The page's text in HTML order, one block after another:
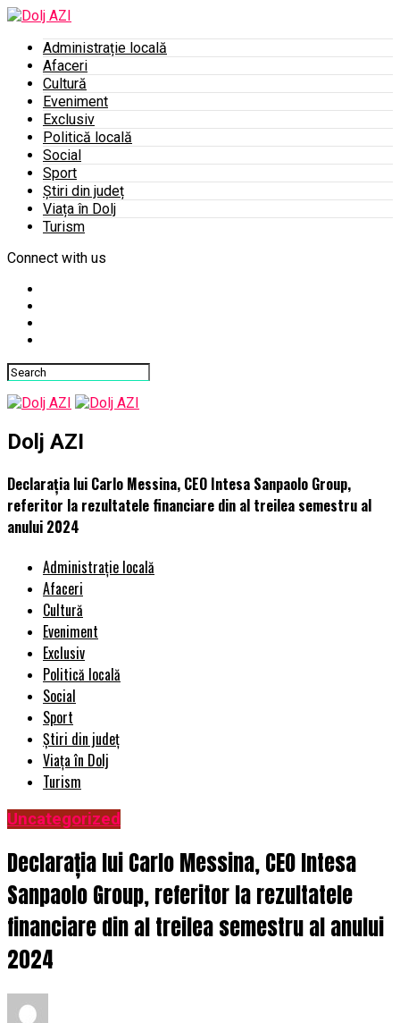
Administrație locală
Afaceri
Cultură
Eveniment
Exclusiv
Politică locală
Social
Sport
Știri din județ
Viața în Dolj
Turism
Connect with us
Dolj AZI
Declarația lui Carlo Messina, CEO Intesa Sanpaolo Group,
referitor la rezultatele financiare din al treilea semestru al
anului 2024
Administrație locală
Afaceri
Cultură
Eveniment
Exclusiv
Politică locală
Social
Sport
Știri din județ
Viața în Dolj
Turism
Uncategorized
Declarația lui Carlo Messina, CEO Intesa
Sanpaolo Group, referitor la rezultatele
financiare din al treilea semestru al anului
2024